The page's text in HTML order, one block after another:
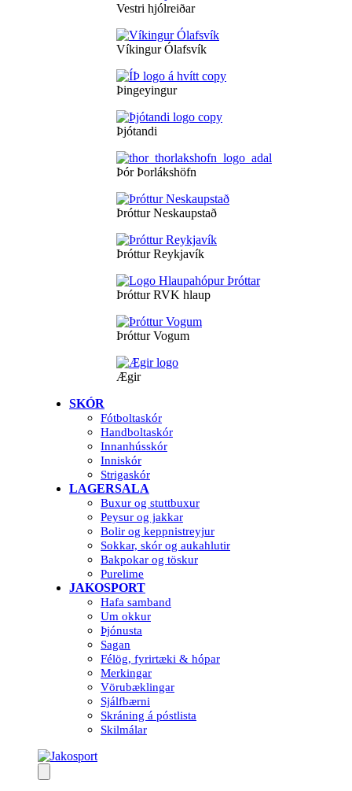
Vestri hjólreiðar
Víkingur Ólafsvík
Þingeyingur
Þjótandi
Þór Þorlákshöfn
Þróttur Neskaupstað
Þróttur Reykjavík
Þróttur RVK hlaup
Þróttur Vogum
Ægir
SKÓR
Fótboltaskór
Handboltaskór
Innanhússkór
Inniskór
Strigaskór
LAGERSALA
Buxur og stuttbuxur
Peysur og jakkar
Bolir og keppnistreyjur
Sokkar, skór og aukahlutir
Bakpokar og töskur
Purelime
JAKOSPORT
Hafa samband
Um okkur
Þjónusta
Sagan
Félög, fyrirtæki & hópar
Merkingar
Vörubæklingar
Sjálfbærni
Skráning á póstlista
Skilmálar